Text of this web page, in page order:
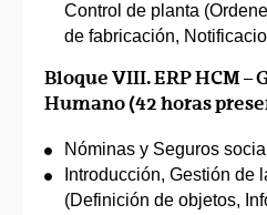
Control de planta
de fabricación,
Bloque VIII. ERP HCM –
Humano (42 horas
Nóminas y Seguros
Introducción, Gestión de
(Definición de objetos,